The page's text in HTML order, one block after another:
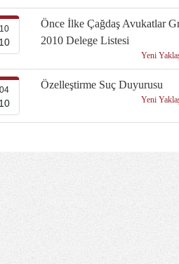
Önce İlke Çağdaş Avukatlar
2010 Delege Listesi
Yeni
Özelleştirme Suç Duyurusu
Yeni